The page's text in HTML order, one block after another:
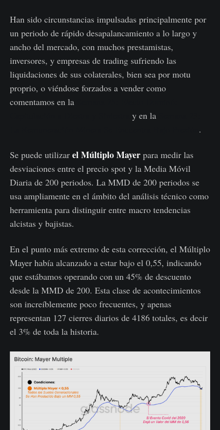
Han sido circunstancias impulsadas principalmente por
un periodo de rápido desapalancamiento a lo largo y
ancho del mercado, con muchos prestamistas,
inversores, y empresas de trading sufriendo las
liquidaciones de sus colaterales, bien sea por motu
proprio, o viéndose forzados a vender como
comentamos en la
y en la
.
Se puede utilizar el Múltiplo Mayer para medir las
desviaciones entre el precio spot y la Media Móvil
Diaria de 200 periodos. La MMD de 200 periodos se
usa ampliamente en el ámbito del análisis técnico como
herramienta para distinguir entre macro tendencias
alcistas y bajistas.
En el punto más extremo de esta corrección, el Múltiplo
Mayer había alcanzado a estar bajo el 0,55, indicando
que estábamos operando con un 45% de descuento
desde la MMD de 200. Esta clase de acontecimientos
son increíblemente poco frecuentes, y apenas
representan 127 cierres diarios de 4186 totales, es decir
el 3% de toda la historia.